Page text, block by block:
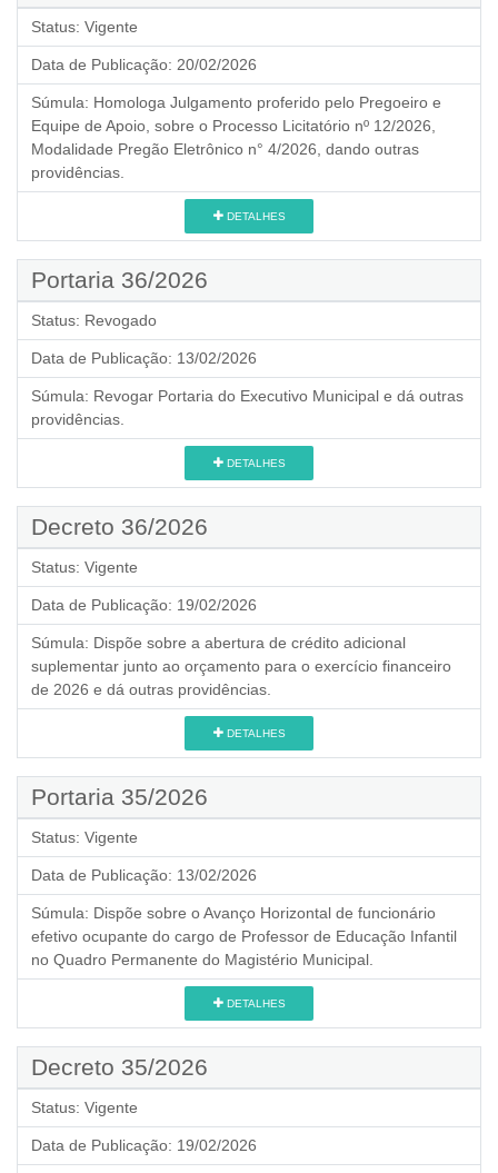
Status: Vigente
Data de Publicação: 20/02/2026
Súmula: Homologa Julgamento proferido pelo Pregoeiro e
Equipe de Apoio, sobre o Processo Licitatório nº 12/2026,
Modalidade Pregão Eletrônico n° 4/2026, dando outras
providências.
DETALHES
Portaria 36/2026
Status: Revogado
Data de Publicação: 13/02/2026
Súmula: Revogar Portaria do Executivo Municipal e dá outras
providências.
DETALHES
Decreto 36/2026
Status: Vigente
Data de Publicação: 19/02/2026
Súmula: Dispõe sobre a abertura de crédito adicional
suplementar junto ao orçamento para o exercício financeiro
de 2026 e dá outras providências.
DETALHES
Portaria 35/2026
Status: Vigente
Data de Publicação: 13/02/2026
Súmula: Dispõe sobre o Avanço Horizontal de funcionário
efetivo ocupante do cargo de Professor de Educação Infantil
no Quadro Permanente do Magistério Municipal.
DETALHES
Decreto 35/2026
Status: Vigente
Data de Publicação: 19/02/2026